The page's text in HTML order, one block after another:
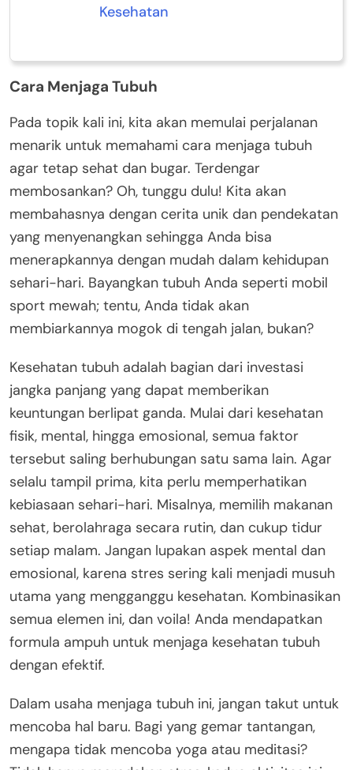
Kesehatan
Cara Menjaga Tubuh
Pada topik kali ini, kita akan memulai perjalanan
menarik untuk memahami cara menjaga tubuh
agar tetap sehat dan bugar. Terdengar
membosankan? Oh, tunggu dulu! Kita akan
membahasnya dengan cerita unik dan pendekatan
yang menyenangkan sehingga Anda bisa
menerapkannya dengan mudah dalam kehidupan
sehari-hari. Bayangkan tubuh Anda seperti mobil
sport mewah; tentu, Anda tidak akan
membiarkannya mogok di tengah jalan, bukan?
Kesehatan tubuh adalah bagian dari investasi
jangka panjang yang dapat memberikan
keuntungan berlipat ganda. Mulai dari kesehatan
fisik, mental, hingga emosional, semua faktor
tersebut saling berhubungan satu sama lain. Agar
selalu tampil prima, kita perlu memperhatikan
kebiasaan sehari-hari. Misalnya, memilih makanan
sehat, berolahraga secara rutin, dan cukup tidur
setiap malam. Jangan lupakan aspek mental dan
emosional, karena stres sering kali menjadi musuh
utama yang mengganggu kesehatan. Kombinasikan
semua elemen ini, dan voila! Anda mendapatkan
formula ampuh untuk menjaga kesehatan tubuh
dengan efektif.
Dalam usaha menjaga tubuh ini, jangan takut untuk
mencoba hal baru. Bagi yang gemar tantangan,
mengapa tidak mencoba yoga atau meditasi?